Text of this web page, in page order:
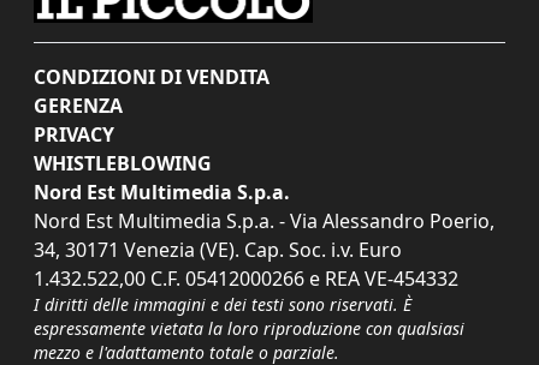
CONDIZIONI DI VENDITA
GERENZA
PRIVACY
WHISTLEBLOWING
Nord Est Multimedia S.p.a.
Nord Est Multimedia S.p.a. - Via Alessandro Poerio,
34, 30171 Venezia (VE). Cap. Soc. i.v. Euro
1.432.522,00 C.F. 05412000266 e REA VE-454332
I diritti delle immagini e dei testi sono riservati. È
espressamente vietata la loro riproduzione con qualsiasi
mezzo e l'adattamento totale o parziale.